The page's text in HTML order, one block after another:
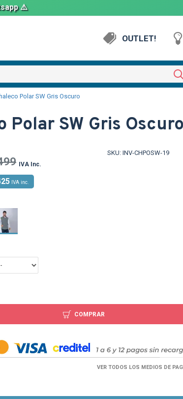
⚠️
OUTLET!
Polar SW Gris Oscuro
Polar SW Gris Oscuro
IVA Inc.
SKU: INV-CHPOSW-19
IVA inc.
COMPRAR
VER TODOS LOS MEDIOS DE
TEXTTRANSPARENTE
OUT